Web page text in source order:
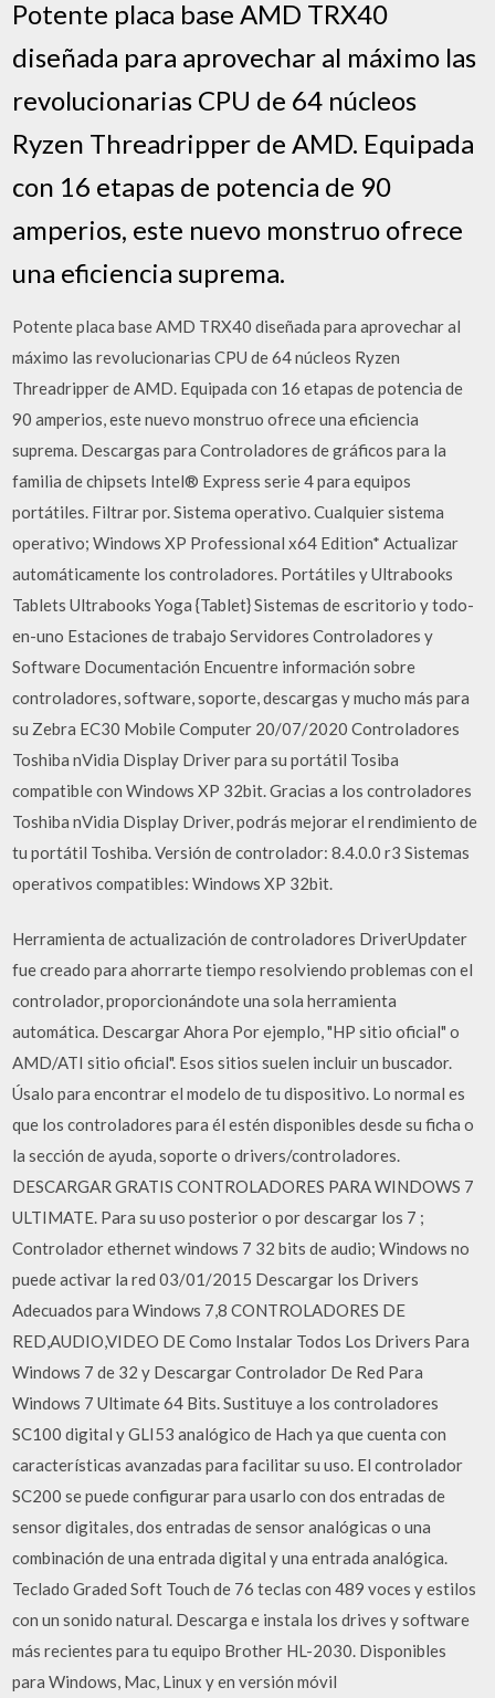
Potente placa base AMD TRX40
diseñada para aprovechar al máximo las
revolucionarias CPU de 64 núcleos
Ryzen Threadripper de AMD. Equipada
con 16 etapas de potencia de 90
amperios, este nuevo monstruo ofrece
una eficiencia suprema.
Potente placa base AMD TRX40 diseñada para aprovechar al
máximo las revolucionarias CPU de 64 núcleos Ryzen
Threadripper de AMD. Equipada con 16 etapas de potencia de
90 amperios, este nuevo monstruo ofrece una eficiencia
suprema. Descargas para Controladores de gráficos para la
familia de chipsets Intel® Express serie 4 para equipos
portátiles. Filtrar por. Sistema operativo. Cualquier sistema
operativo; Windows XP Professional x64 Edition* Actualizar
automáticamente los controladores. Portátiles y Ultrabooks
Tablets Ultrabooks Yoga {Tablet} Sistemas de escritorio y todo-
en-uno Estaciones de trabajo Servidores Controladores y
Software Documentación Encuentre información sobre
controladores, software, soporte, descargas y mucho más para
su Zebra EC30 Mobile Computer 20/07/2020 Controladores
Toshiba nVidia Display Driver para su portátil Tosiba
compatible con Windows XP 32bit. Gracias a los controladores
Toshiba nVidia Display Driver, podrás mejorar el rendimiento de
tu portátil Toshiba. Versión de controlador: 8.4.0.0 r3 Sistemas
operativos compatibles: Windows XP 32bit.
Herramienta de actualización de controladores DriverUpdater
fue creado para ahorrarte tiempo resolviendo problemas con el
controlador, proporcionándote una sola herramienta
automática. Descargar Ahora Por ejemplo, "HP sitio oficial" o
AMD/ATI sitio oficial". Esos sitios suelen incluir un buscador.
Úsalo para encontrar el modelo de tu dispositivo. Lo normal es
que los controladores para él estén disponibles desde su ficha o
la sección de ayuda, soporte o drivers/controladores.
DESCARGAR GRATIS CONTROLADORES PARA WINDOWS 7
ULTIMATE. Para su uso posterior o por descargar los 7 ;
Controlador ethernet windows 7 32 bits de audio; Windows no
puede activar la red 03/01/2015 Descargar los Drivers
Adecuados para Windows 7,8 CONTROLADORES DE
RED,AUDIO,VIDEO DE Como Instalar Todos Los Drivers Para
Windows 7 de 32 y Descargar Controlador De Red Para
Windows 7 Ultimate 64 Bits. Sustituye a los controladores
SC100 digital y GLI53 analógico de Hach ya que cuenta con
características avanzadas para facilitar su uso. El controlador
SC200 se puede configurar para usarlo con dos entradas de
sensor digitales, dos entradas de sensor analógicas o una
combinación de una entrada digital y una entrada analógica.
Teclado Graded Soft Touch de 76 teclas con 489 voces y estilos
con un sonido natural. Descarga e instala los drives y software
más recientes para tu equipo Brother HL-2030. Disponibles
para Windows, Mac, Linux y en versión móvil